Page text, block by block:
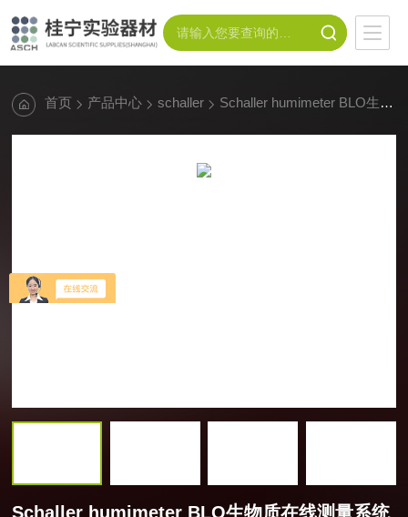
首页 产品中心 schaller Schaller humimeter BLO生物质在线测量系统
Schaller humimeter BLO生物质在线测量系统